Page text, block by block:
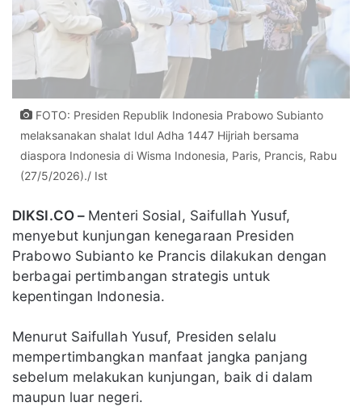
FOTO: Presiden Republik Indonesia Prabowo Subianto
melaksanakan shalat Idul Adha 1447 Hijriah bersama
diaspora Indonesia di Wisma Indonesia, Paris, Prancis, Rabu
(27/5/2026)./ Ist
DIKSI.CO – Menteri Sosial, Saifullah Yusuf,
menyebut kunjungan kenegaraan Presiden
Prabowo Subianto ke Prancis dilakukan dengan
berbagai pertimbangan strategis untuk
kepentingan Indonesia.
Menurut Saifullah Yusuf, Presiden selalu
mempertimbangkan manfaat jangka panjang
sebelum melakukan kunjungan, baik di dalam
maupun luar negeri.